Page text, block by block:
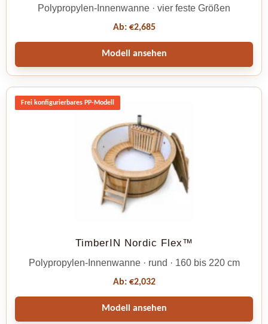
Polypropylen-Innenwanne · vier feste Größen
Ab: €2,685
Modell ansehen
Frei konfigurierbares PP-Modell
TimberIN Nordic Flex™
Polypropylen-Innenwanne · rund · 160 bis 220 cm
Ab: €2,032
Modell ansehen